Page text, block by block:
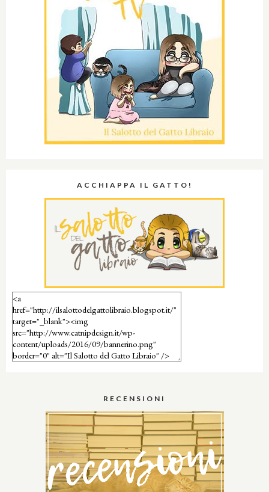
ACCHIAPPA IL GATTO!
RECENSIONI